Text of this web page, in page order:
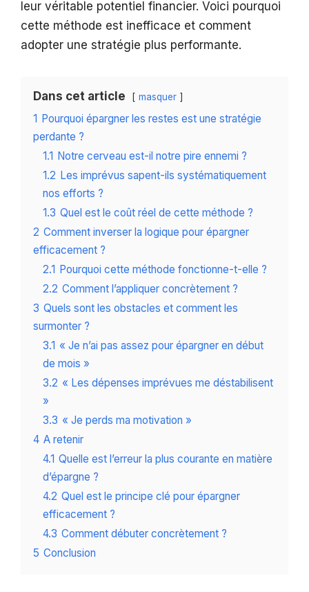
leur véritable potentiel financier. Voici pourquoi
cette méthode est inefficace et comment
adopter une stratégie plus performante.
Dans cet article masquer
1 Pourquoi épargner les restes est une stratégie
perdante ?
1.1 Notre cerveau est-il notre pire ennemi ?
1.2 Les imprévus sapent-ils systématiquement
nos efforts ?
1.3 Quel est le coût réel de cette méthode ?
2 Comment inverser la logique pour épargner
efficacement ?
2.1 Pourquoi cette méthode fonctionne-t-elle ?
2.2 Comment l’appliquer concrètement ?
3 Quels sont les obstacles et comment les
surmonter ?
3.1 « Je n’ai pas assez pour épargner en début
de mois »
3.2 « Les dépenses imprévues me déstabilisent
»
3.3 « Je perds ma motivation »
4 A retenir
4.1 Quelle est l’erreur la plus courante en matière
d’épargne ?
4.2 Quel est le principe clé pour épargner
efficacement ?
4.3 Comment débuter concrètement ?
5 Conclusion